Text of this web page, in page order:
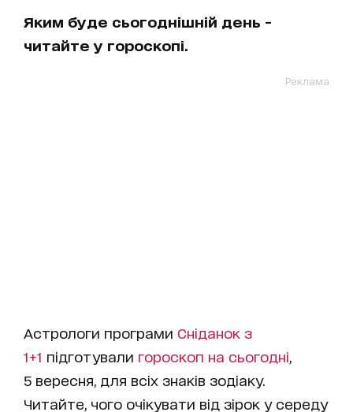
Яким буде сьогоднішній день -
читайте у гороскопі.
Реклама
Астрологи програми Сніданок з
1+1 підготували гороскоп на cьогодні
5 вересня, для всіх знаків зодіаку.
Читайте, чого очікувати від зірок у середу